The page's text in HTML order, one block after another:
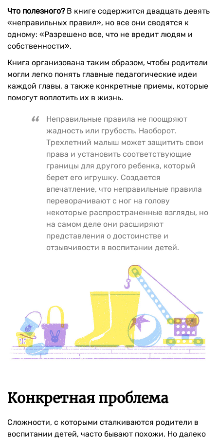
Что полезного?В книге содержится двадцать девять
«неправильных правил», но все они сводятся к
одному: «Разрешено все, что не вредит людям и
собственности».
Книга организована таким образом, чтобы родители
могли легко понять главные педагогические идеи
каждой главы, а также конкретные приемы, которые
помогут воплотить их в жизнь.
Неправильные правила не поощряют
жадность или грубость. Наоборот.
Трехлетний малыш может защитить свои
права и установить соответствующие
границы для другого ребенка, который
берет его игрушку. Создается
впечатление, что неправильные правила
переворачивают с ног на голову
некоторые распространенные взгляды, но
на самом деле они расширяют
представления о достоинстве и
отзывчивости в воспитании детей.
Конкретная проблема
Сложности, с которыми сталкиваются родители в
воспитании детей, часто бывают похожи. Но далеко